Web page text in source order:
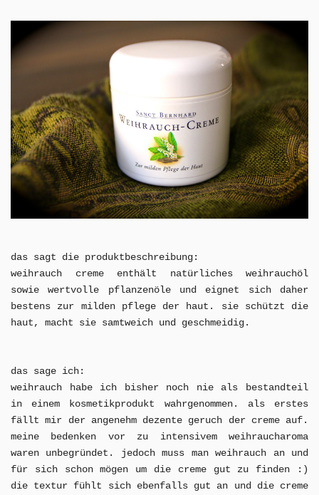
das sagt die produktbeschreibung:
weihrauch creme enthält natürliches weihrauchöl
sowie wertvolle pflanzenöle und eignet sich daher
bestens zur milden pflege der haut. sie schützt die
haut, macht sie samtweich und geschmeidig.
das sage ich:
weihrauch habe ich bisher noch nie als bestandteil
in einem kosmetikprodukt wahrgenommen. als erstes
fällt mir der angenehm dezente geruch der creme auf.
meine bedenken vor zu intensivem weihraucharoma
waren unbegründet. jedoch muss man weihrauch an und
für sich schon mögen um die creme gut zu finden :)
die textur fühlt sich ebenfalls gut an und die creme